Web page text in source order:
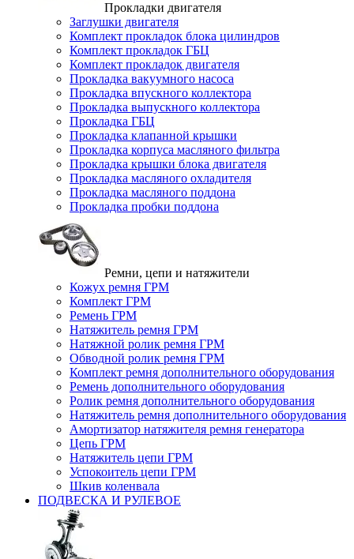
Прокладки двигателя
Заглушки двигателя
Комплект прокладок блока цилиндров
Комплект прокладок ГБЦ
Комплект прокладок двигателя
Прокладка вакуумного насоса
Прокладка впускного коллектора
Прокладка выпускного коллектора
Прокладка ГБЦ
Прокладка клапанной крышки
Прокладка корпуса масляного фильтра
Прокладка крышки блока двигателя
Прокладка масляного охладителя
Прокладка масляного поддона
Прокладка пробки поддона
Ремни, цепи и натяжители
Кожух ремня ГРМ
Комплект ГРМ
Ремень ГРМ
Натяжитель ремня ГРМ
Натяжной ролик ремня ГРМ
Обводной ролик ремня ГРМ
Комплект ремня дополнительного оборудования
Ремень дополнительного оборудования
Ролик ремня дополнительного оборудования
Натяжитель ремня дополнительного оборудования
Амортизатор натяжителя ремня генератора
Цепь ГРМ
Натяжитель цепи ГРМ
Успокоитель цепи ГРМ
Шкив коленвала
ПОДВЕСКА И РУЛЕВОЕ